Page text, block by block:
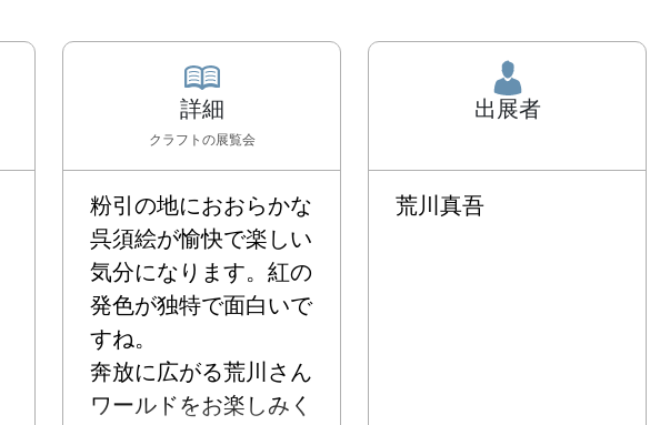
詳細
クラフト の展覧会
粉引の地におおらかな
呉須絵が愉快で楽しい
気分になります。紅の
発色が独特で面白いで
すね。
奔放に広がる荒川さん
ワールドをお楽しみく
出展者
荒川真吾